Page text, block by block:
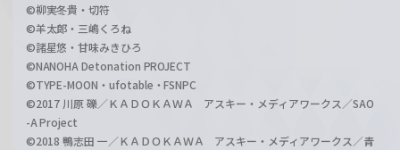
©柳実冬貴・切符
©羊太郎・三嶋くろね
©諸星悠・甘味みきひろ
©NANOHA Detonation PROJECT
©TYPE-MOON・ufotable・FSNPC
©2017 川原 礫／ＫＡＤＯＫＡＷＡ アスキー・メディアワークス／SAO
-A Project
©2018 鴨志田 一／ＫＡＤＯＫＡＷＡ アスキー・メディアワークス／青